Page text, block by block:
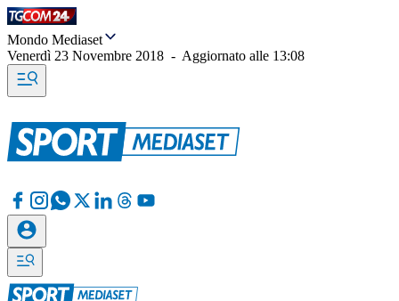
Mondo Mediaset
Venerdì 23 Novembre 2018 - Aggiornato alle 13:08